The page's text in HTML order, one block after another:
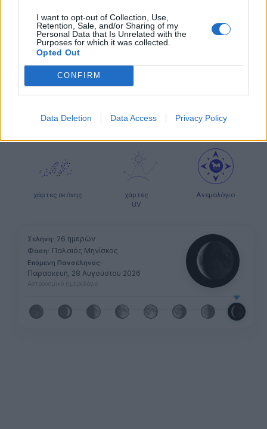
I want to opt-out of Collection, Use,
Retention, Sale, and/or Sharing of my
Personal Data that Is Unrelated with the
Purposes for which it was collected.
Opted Out
CONFIRM
Data Deletion Data Access Privacy Policy
στην Ευρώπη
ΧΑΡΤΕΣ ΠΡΟΓΝΩΣΗΣ
ιστιοπλοϊκοί
χάρτες
χάρτης
χάρτες σκόνης
χάρτες
UV
Ανεμολόγιο
Σελήνη: 26 ημερών
Φάση: Παλαιός Μηνίσκος
Επόμενη Πανσέληνος:
Παρασκευή, 28 Αυγούστου 2026
Αστρονομικό ημερολόγιο